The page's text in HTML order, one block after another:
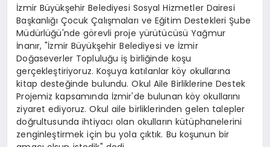
İzmir Büyükşehir Belediyesi Sosyal Hizmetler Dairesi
Başkanlığı Çocuk Çalışmaları ve Eğitim Destekleri Şube
Müdürlüğü'nde görevli proje yürütücüsü Yağmur
İnanır, "İzmir Büyükşehir Belediyesi ve İzmir
Doğaseverler Topluluğu iş birliğinde koşu
gerçekleştiriyoruz. Koşuya katılanlar köy okullarına
kitap desteğinde bulundu. Okul Aile Birliklerine Destek
Projemiz kapsamında İzmir'de bulunan köy okullarını
ziyaret ediyoruz. Okul aile birliklerinden gelen talepler
doğrultusunda ihtiyacı olan okulların kütüphanelerini
zenginleştirmek için bu yola çıktık. Bu koşunun bir